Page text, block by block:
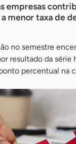
empresas
menor taxa de
no semestre
resultado da série
percentual na